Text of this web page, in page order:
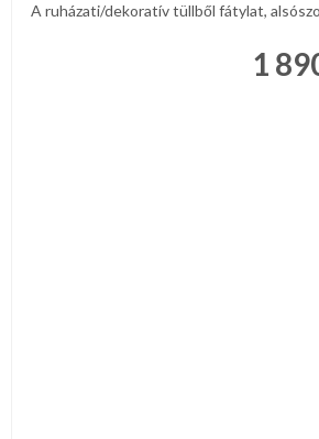
A ruházati/dekoratív tüllből fátylat,
1